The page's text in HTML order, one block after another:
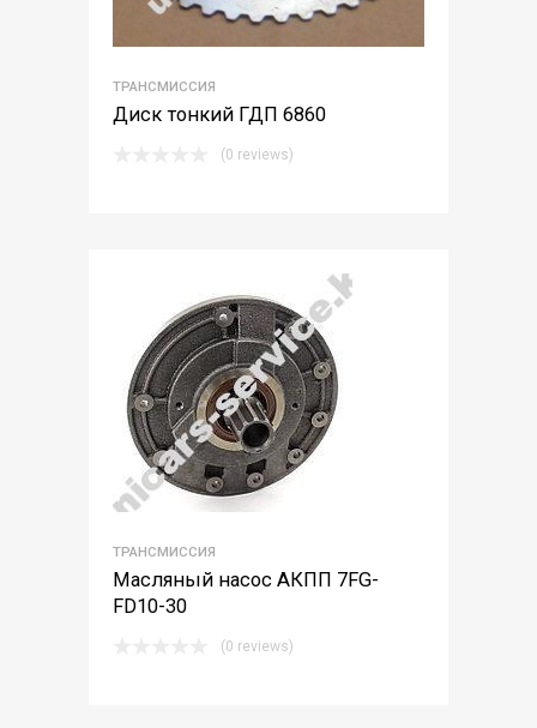
ТРАНСМИССИЯ
Диск тонкий ГДП 6860
(0 reviews)
ТРАНСМИССИЯ
Масляный насос АКПП 7FG-
FD10-30
(0 reviews)